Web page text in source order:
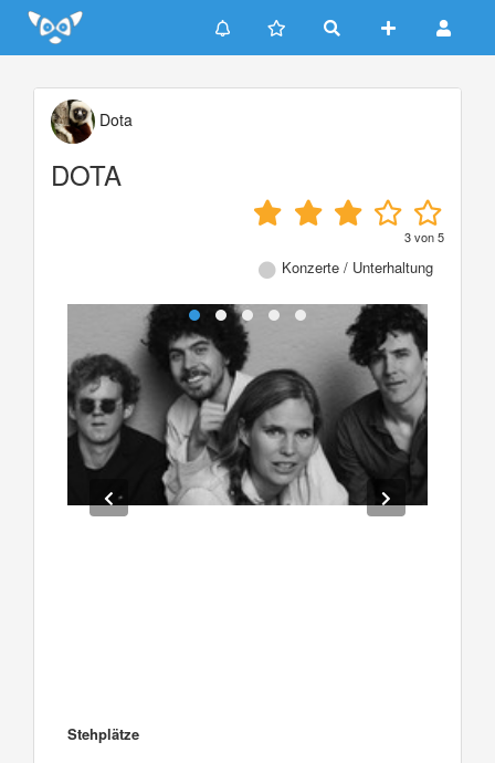
Update cookies preferences
Dota
DOTA
3von5
Konzerte / Unterhaltung
Stehplätze